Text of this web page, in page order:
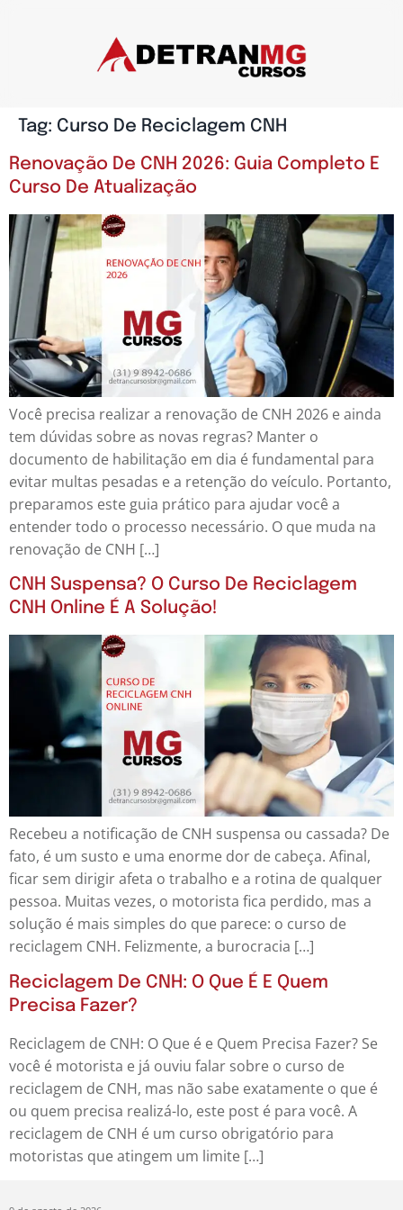
Tag: Curso De Reciclagem CNH
Renovação De CNH 2026: Guia Completo E
Curso De Atualização
Você precisa realizar a renovação de CNH 2026 e ainda
tem dúvidas sobre as novas regras? Manter o
documento de habilitação em dia é fundamental para
evitar multas pesadas e a retenção do veículo. Portanto,
preparamos este guia prático para ajudar você a
entender todo o processo necessário. O que muda na
renovação de CNH […]
CNH Suspensa? O Curso De Reciclagem
CNH Online É A Solução!
Recebeu a notificação de CNH suspensa ou cassada? De
fato, é um susto e uma enorme dor de cabeça. Afinal,
ficar sem dirigir afeta o trabalho e a rotina de qualquer
pessoa. Muitas vezes, o motorista fica perdido, mas a
solução é mais simples do que parece: o curso de
reciclagem CNH. Felizmente, a burocracia […]
Reciclagem De CNH: O Que É E Quem
Precisa Fazer?
Reciclagem de CNH: O Que é e Quem Precisa Fazer? Se
você é motorista e já ouviu falar sobre o curso de
reciclagem de CNH, mas não sabe exatamente o que é
ou quem precisa realizá-lo, este post é para você. A
reciclagem de CNH é um curso obrigatório para
motoristas que atingem um limite […]